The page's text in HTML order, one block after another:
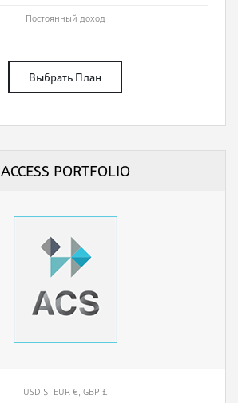
Постоянный доход
Выбрать План
ACCESS PORTFOLIO
USD $, EUR €, GBP £